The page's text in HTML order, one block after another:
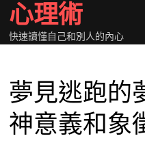
Skip
content
心理術
快速讀懂自己和別人的內心
夢見逃跑的
神意義和象